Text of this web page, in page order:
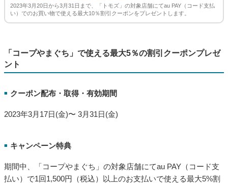
2023年3月20日から3月31日まで、「トモズ」の対象店舗にてau PAY（コード支払
い）でのお買い物で使える最大10％割引クーポンをプレゼントします。
「コープやまぐち」で使える最大5％の割引クーポンプレゼ
ント
■ クーポン配布・取得・有効期間
2023年3月17日(金)〜 3月31日(金)
■ キャンペーン特典
期間中、「コープやまぐち」の対象店舗にてau PAY（コード支
払い）で1回1,500円（税込）以上のお支払いで使える最大5%割